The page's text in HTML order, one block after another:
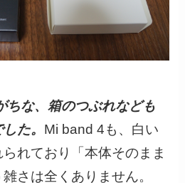
ちな、箱のつぶれなども
た。 Mi band 4も、白い
れており「本体そのまま
さは全くありません。